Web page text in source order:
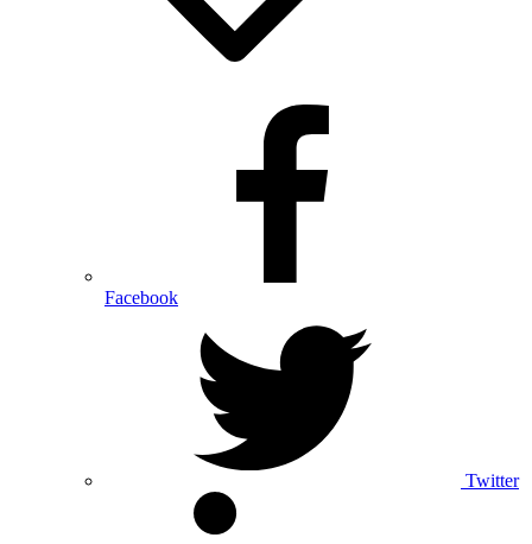
Facebook
Twitter